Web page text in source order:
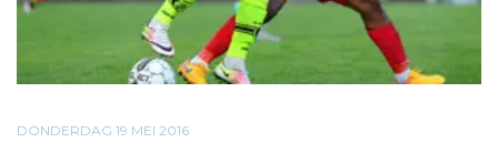
DONDERDAG 19 MEI 2016